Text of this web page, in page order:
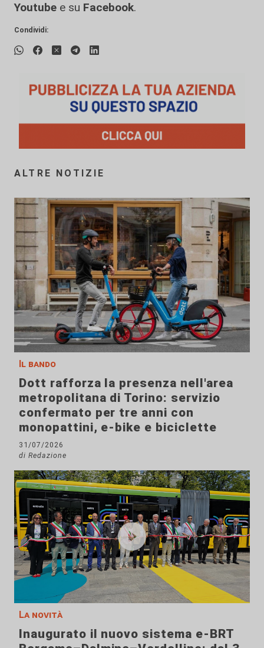
Youtube e su Facebook.
Condividi:
ALTRE NOTIZIE
Il bando
Dott rafforza la presenza nell'area
metropolitana di Torino: servizio
confermato per tre anni con
monopattini, e-bike e biciclette
31/07/2026
di Redazione
La novità
Inaugurato il nuovo sistema e-BRT